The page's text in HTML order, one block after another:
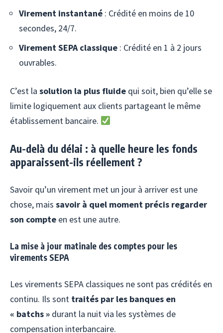
Virement instantané : Crédité en moins de 10
secondes, 24/7.
Virement SEPA classique : Crédité en 1 à 2 jours
ouvrables.
C’est la solution la plus fluide qui soit, bien qu’elle se
limite logiquement aux clients partageant le même
établissement bancaire.
Au-delà du délai : à quelle heure les fonds
apparaissent-ils réellement ?
Savoir qu’un virement met un jour à arriver est une
chose, mais savoir à quel moment précis regarder
son compte en est une autre.
La mise à jour matinale des comptes pour les
virements SEPA
Les virements SEPA classiques ne sont pas crédités en
continu. Ils sont traités par les banques en
« batchs » durant la nuit via les systèmes de
compensation interbancaire.